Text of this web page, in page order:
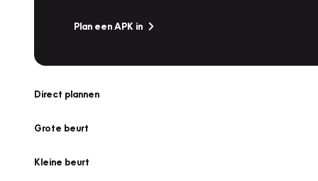
Plan een APK in
Direct plannen
Grote beurt
Kleine beurt